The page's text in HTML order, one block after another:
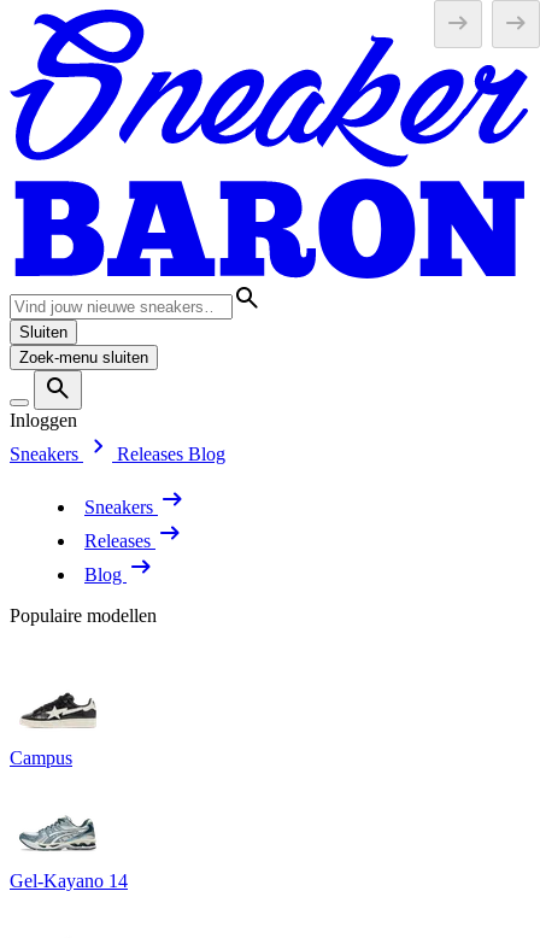
Sluiten
Zoek-menu sluiten
Inloggen
Sneakers
Releases Blog
Sneakers
Releases
Blog
Populaire modellen
Campus
Gel-Kayano 14